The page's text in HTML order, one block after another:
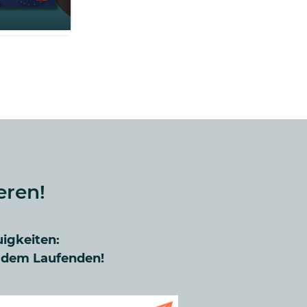
Laufenden!